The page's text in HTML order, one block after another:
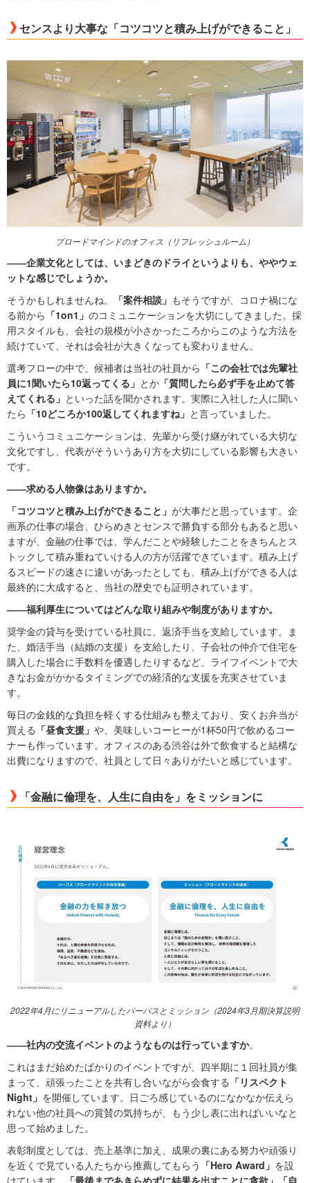
センスより大事な「コツコツと積み上げができること」
ブロードマインドのオフィス（リフレッシュルーム）
――企業文化としては、いまどきのドライというよりも、ややウェ
ットな感じでしょうか。
そうかもしれませんね。
「案件相談」 もそうですが、コロナ禍にな
る前から 「1on1」 のコミュニケーションを大切にしてきました。採
用スタイルも、会社の規模が小さかったころからこのような方法を
続けていて、それは会社が大きくなっても変わりません。
選考フローの中で、候補者は当社の社員から 「この会社では先輩社
員に1聞いたら10返ってくる」 とか 「質問したら必ず手を止めて答
えてくれる」 といった話を聞かされます。実際に入社した人に聞い
たら 「10どころか100返してくれますね」 と言っていました。
こういうコミュニケーションは、先輩から受け継がれている大切な
文化ですし、代表がそういうあり方を大切にしている影響も大きい
です。
――求める人物像はありますか。
「コツコツと積み上げができること」 が大事だと思っています。企
画系の仕事の場合、ひらめきとセンスで勝負する部分もあると思い
ますが、金融の仕事では、学んだことや経験したことをきちんとス
トックして積み重ねていける人の方が活躍できています。積み上げ
るスピードの速さに違いがあったとしても、積み上げができる人は
最終的に大成すると、当社の歴史でも証明されています。
――福利厚生についてはどんな取り組みや制度がありますか。
奨学金の貸与を受けている社員に、返済手当を支給しています。ま
た、婚活手当（結婚の支援）を支給したり、子会社の仲介で住宅を
購入した場合に手数料を優遇したりするなど、ライフイベントで大
きなお金がかかるタイミングでの経済的な支援を充実させていま
す。
毎日の金銭的な負担を軽くする仕組みも整えており、安くお弁当が
買える 「昼食支援」 や、美味しいコーヒーが1杯50円で飲めるコー
ナーも作っています。オフィスのある渋谷は外で飲食すると結構な
出費になりますので、社員として日々ありがたいと感じています。
「金融に倫理を、人生に自由を」をミッションに
2022年4月にリニューアルしたパーパスとミッション（2024年3月期決算説明
資料より）
――社内の交流イベントのようなものは行っていますか。
これはまだ始めたばかりのイベントですが、四半期に１回社員が集
まって、頑張ったことを共有し合いながら会食する 「リスペクト
Night」 を開催しています。日ごろ感じているのになかなか伝えら
れない他の社員への賞賛の気持ちが、もう少し表に出ればいいなと
思って始めました。
表彰制度としては、売上基準に加え、成果の裏にある努力や頑張り
を近くで見ている人たちから推薦してもらう 「Hero Award」 を設